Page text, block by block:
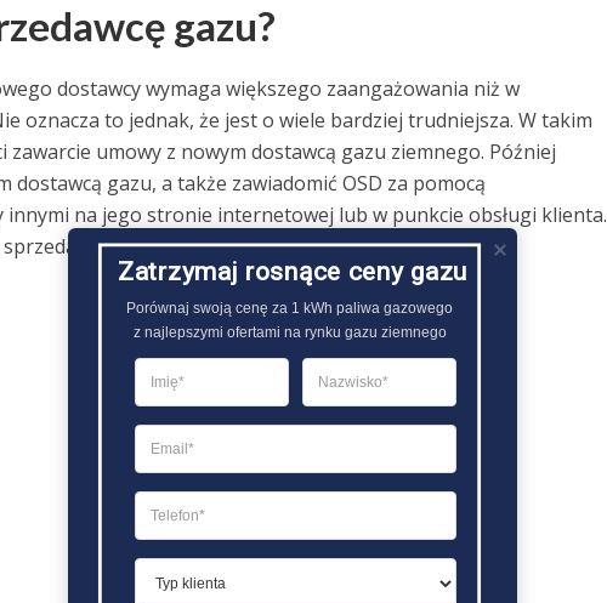
gazu?
dostawcy wymaga większego zaangażowania niż w
oznacza to jednak, że jest o wiele bardziej trudniejsza. W takim
umowy z nowym dostawcą gazu ziemnego. Później
gazu, a także zawiadomić OSD za pomocą
na jego stronie internetowej lub w punkcie obsługi klienta.
gazu ziemnego dystrybutor gazu ma 21 dni..
Zatrzymaj rosnące ceny gazu
Porównaj swoją cenę za 1 kWh paliwa gazowego
z najlepszymi ofertami na rynku gazu ziemnego